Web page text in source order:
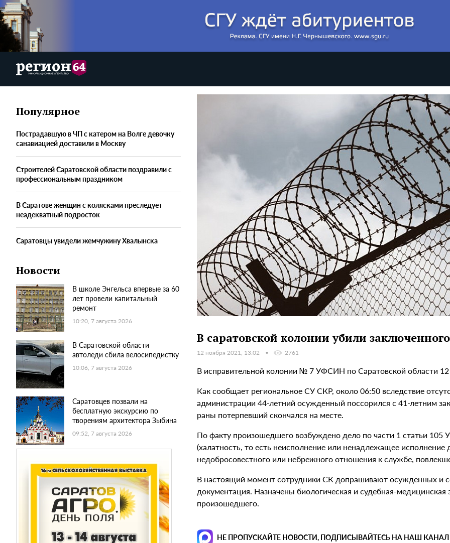
Популярное
Пострадавшую в ЧП с катером на Волге девочку
санавиацией доставили в Москву
Строителей Саратовской области поздравили с
профессиональным праздником
В Саратове женщин с колясками преследует
неадекватный подросток
Саратовцы увидели жемчужину Хвалынска
Новости
В школе Энгельса впервые за 60
лет провели капитальный
ремонт
10:20, 7 августа 2026
В Саратовской области
автоледи сбила велосипедистку
10:06, 7 августа 2026
Саратовцев позвали на
бесплатную экскурсию по
творениям архитектора Зыбина
09:52, 7 августа 2026
В саратовской колонии убили заключенного
12 ноября 2021, 13:02 2761
В исправительной колонии № 7 УФСИН по Саратовской области
Как сообщает региональное СУ СКР, около 06:50 вследствие
администрации 44-летний осужденный поссорился с 41-летним
раны потерпевший скончался на месте.
По факту произошедшего возбуждено дело по части 1 статьи
(халатность, то есть неисполнение или ненадлежащее
недобросовестного или небрежного отношения к службе,
В настоящий момент сотрудники СК допрашивают осужденных и
документация. Назначены биологическая и судебная-
произошедшего.
НЕ ПРОПУСКАЙТЕ НОВОСТИ, ПОДПИСЫВАЙТЕСЬ НА НАШ КАНАЛ